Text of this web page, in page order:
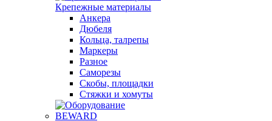
Крепежные материалы
Анкера
Дюбеля
Кольца, талрепы
Маркеры
Разное
Саморезы
Скобы, площадки
Стяжки и хомуты